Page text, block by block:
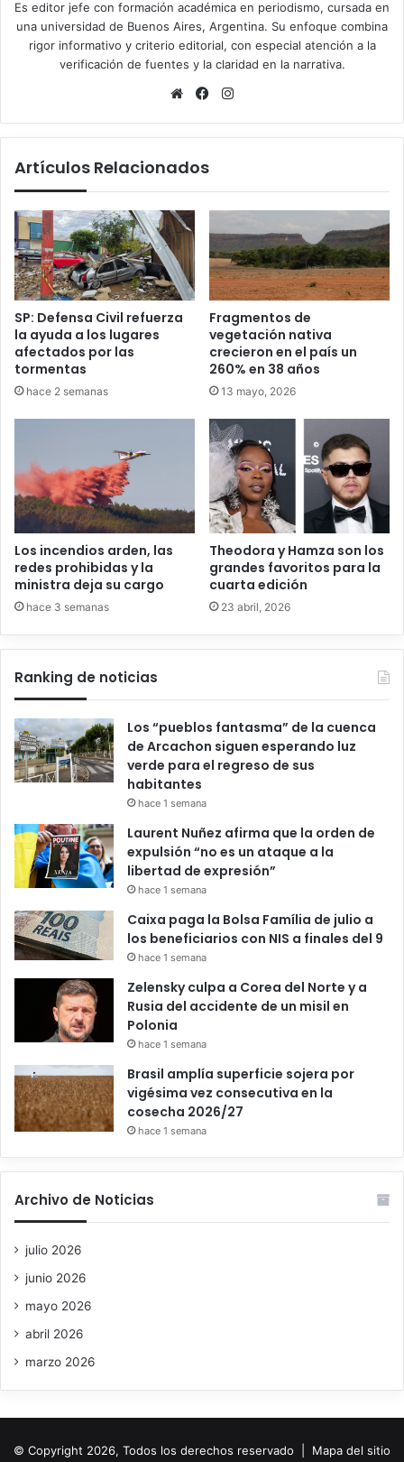
Es editor jefe con formación académica en periodismo, cursada en
una universidad de Buenos Aires, Argentina. Su enfoque combina
rigor informativo y criterio editorial, con especial atención a la
verificación de fuentes y la claridad en la narrativa.
Sitio
Facebook
Artículos Relacionados
SP: Defensa Civil refuerza
la ayuda a los lugares
afectados por las
tormentas
hace 2 semanas
Fragmentos de
vegetación nativa
crecieron en el país un
260% en 38 años
13 mayo, 2026
Los incendios arden, las
redes prohibidas y la
ministra deja su cargo
hace 3 semanas
Theodora y Hamza son los
grandes favoritos para la
cuarta edición
23 abril, 2026
Ranking de noticias
Los “pueblos fantasma” de la cuenca
de Arcachon siguen esperando luz
verde para el regreso de sus
habitantes
hace 1 semana
Laurent Nuñez afirma que la orden de
expulsión “no es un ataque a la
libertad de expresión”
hace 1 semana
Caixa paga la Bolsa Família de julio a
los beneficiarios con NIS a finales del 9
hace 1 semana
Zelensky culpa a Corea del Norte y a
Rusia del accidente de un misil en
Polonia
hace 1 semana
Brasil amplía superficie sojera por
vigésima vez consecutiva en la
cosecha 2026/27
hace 1 semana
Archivo de Noticias
julio 2026
junio 2026
mayo 2026
abril 2026
marzo 2026
© Copyright 2026, Todos los derechos reservado | Mapa del sitio